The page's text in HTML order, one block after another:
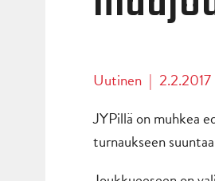
Uutinen | 2.2.2017
JYPillä on muhkea
turnaukseen